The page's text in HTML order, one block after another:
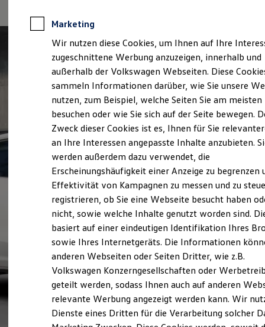
Anpfiff zum Gewinn
Elektroautos
ID. Tutorials
Elektrofahrzeugkonzepte
Reichweite
Reichweite der ID. Modelle
Reichweite im Winter
Laden
Laden unterwegs
Laden Zuhause
Ladezeitensimulator
Batterie
Sicherheit
Garantie und Lebensdauer
Nachhaltigkeit
Technologie
Kosten und Kauf
Verbrauchskosten
Kaufoptionen
E-Auto-Förderung
Software und Konnektivität
Die ID. Software 6
ID. Software Versionen und Updates
Digitale Extras
Schnittstellen zu Ihrem ID.
Marketing
Wir nutzen diese Cookies, um Ihnen auf Ihre
zugeschnittene Werbung anzuzeigen, innerhalb und
außerhalb der Volkswagen Webseiten. Diese
sammeln Informationen darüber, wie Sie unsere
nutzen, zum Beispiel, welche Seiten Sie am meisten
besuchen oder wie Sie sich auf der Seite bewegen.
Zweck dieser Cookies ist es, Ihnen für Sie
an Ihre Interessen angepasste Inhalte anzubieten.
werden außerdem dazu verwendet, die
Erscheinungshäufigkeit einer Anzeige zu begrenzen
Effektivität von Kampagnen zu messen und zu
registrieren, ob Sie eine Webseite besucht haben
nicht, sowie welche Inhalte genutzt worden sind.
basiert auf einer eindeutigen Identifikation Ihres
sowie Ihres Internetgeräts. Die Informationen
anderen Webseiten oder Seiten Dritter, wie z.B.
Volkswagen Konzerngesellschaften oder
geteilt werden, sodass Ihnen auch auf anderen
relevante Werbung angezeigt werden kann. Wir
Dienste eines Dritten für die Verarbeitung solcher